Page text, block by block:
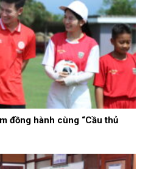
đồng hành cùng “Cầu thủ